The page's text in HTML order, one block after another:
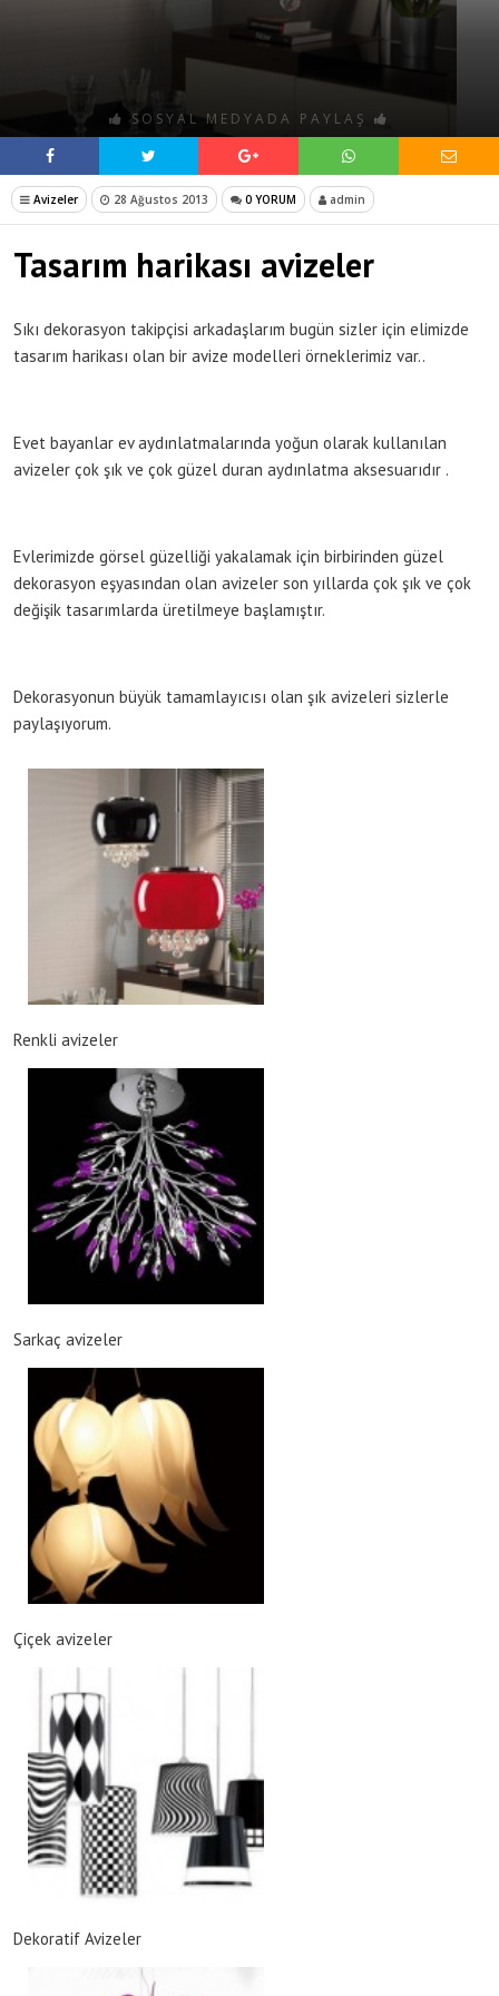
SOSYAL MEDYADA PAYLAŞ
Avizeler 28 Ağustos 2013 0 YORUM admin
Tasarım harikası avizeler
Sıkı dekorasyon takipçisi arkadaşlarım bugün sizler için elimizde
tasarım harikası olan bir avize modelleri örneklerimiz var..
Evet bayanlar ev aydınlatmalarında yoğun olarak kullanılan
avizeler çok şık ve çok güzel duran aydınlatma aksesuarıdır .
Evlerimizde görsel güzelliği yakalamak için birbirinden güzel
dekorasyon eşyasından olan avizeler son yıllarda çok şık ve çok
değişik tasarımlarda üretilmeye başlamıştır.
Dekorasyonun büyük tamamlayıcısı olan şık avizeleri sizlerle
paylaşıyorum.
Renkli avizeler
Sarkaç avizeler
Çiçek avizeler
Dekoratif Avizeler